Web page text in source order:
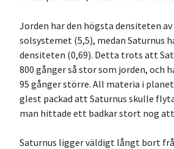
Jorden har den högsta densiteten
solsystemet (5,5), medan Saturnus
densiteten (0,69). Detta trots att
800 gånger så stor som jorden, och
95 gånger större. All materia i
glest packad att Saturnus skulle
man hittade ett badkar stort nog
Saturnus ligger väldigt långt bort